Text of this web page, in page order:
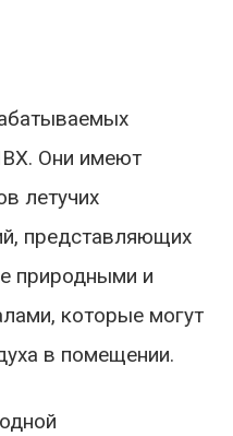
Они имеют
летучих
представляющих
природными и
которые могут
в помещении.